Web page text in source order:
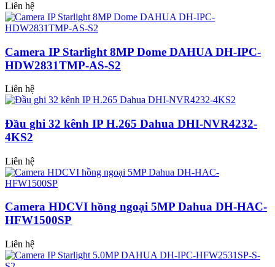
Liên hệ
Camera IP Starlight 8MP Dome DAHUA DH-IPC-
HDW2831TMP-AS-S2
Liên hệ
Đầu ghi 32 kênh IP H.265 Dahua DHI-NVR4232-
4KS2
Liên hệ
Camera HDCVI hồng ngoại 5MP Dahua DH-HAC-
HFW1500SP
Liên hệ